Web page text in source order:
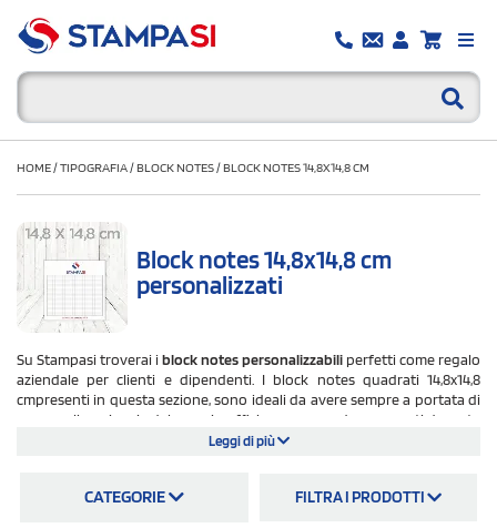
HOME/TIPOGRAFIA/BLOCK NOTES/BLOCK NOTES 14,8X14,8 CM
Block notes 14,8x14,8 cm
personalizzati
Su Stampasi troverai iblock notes personalizzabili perfetti come regalo
aziendale per clienti e dipendenti. I block notes quadrati 14,8x14,8
cmpresenti in questa sezione, sono ideali da avere sempre a portata di
mano sulla scrivania del proprio ufficio o per prendere appunti durante
meeting o corsi. Sono articoli che possono essere interamente
block notes spiralati o incollati o anche block notes con copertina! Dopo
Leggi di più
CATEGORIE FILTRA I PRODOTTI